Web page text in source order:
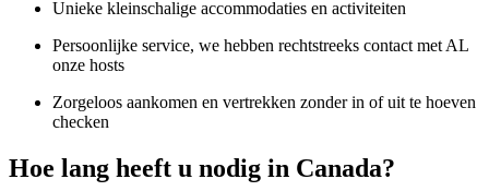
Unieke kleinschalige accommodaties en activiteiten
Persoonlijke service, we hebben rechtstreeks contact met AL
onze hosts
Zorgeloos aankomen en vertrekken zonder in of uit te hoeven
checken
Hoe lang heeft u nodig in Canada?